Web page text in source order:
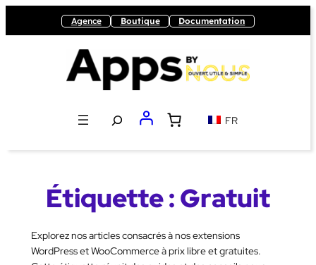
Agence Boutique Documentation
Recherche FR
Étiquette :Gratuit
Explorez nos articles consacrés à nos extensions
WordPress et WooCommerce à prix libre et gratuites.